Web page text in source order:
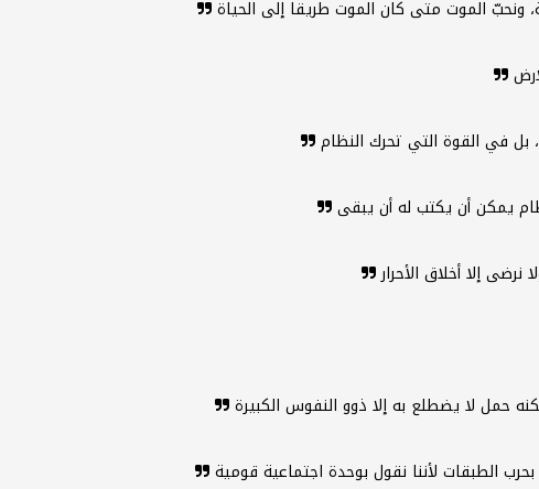
ونحبّ الموت متى كان الموت طريقا إلى الحياة
في القوة التي تحرك النظام
يمكن أن يكتب له أن يبقى
نرضى إلا أخلاق الأحرار
حمل لا يضطلع به إلا ذوو النفوس الكبيرة
بحرب الطبقات لأننا نقول بوحدة اجتماعية قومية